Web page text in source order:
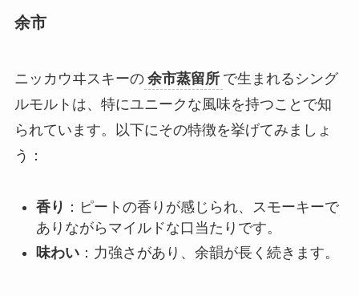
余市
ニッカウヰスキーの 余市蒸留所 で生まれるシング
ルモルトは、特にユニークな風味を持つことで知
られています。以下にその特徴を挙げてみましょ
う：
香り ：ピートの香りが感じられ、スモーキーで
ありながらマイルドな口当たりです。
味わい：力強さがあり、余韻が長く続きます。